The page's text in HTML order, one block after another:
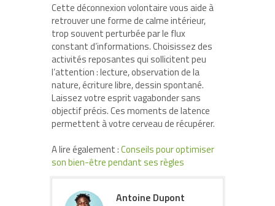
Cette déconnexion volontaire vous aide à
retrouver une forme de calme intérieur,
trop souvent perturbée par le flux
constant d’informations. Choisissez des
activités reposantes qui sollicitent peu
l’attention : lecture, observation de la
nature, écriture libre, dessin spontané.
Laissez votre esprit vagabonder sans
objectif précis. Ces moments de latence
permettent à votre cerveau de récupérer.
A lire également :Conseils pour optimiser
son bien-être pendant ses règles
Antoine Dupont